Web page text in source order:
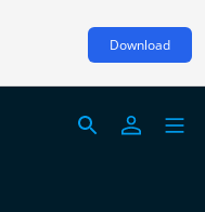
Download